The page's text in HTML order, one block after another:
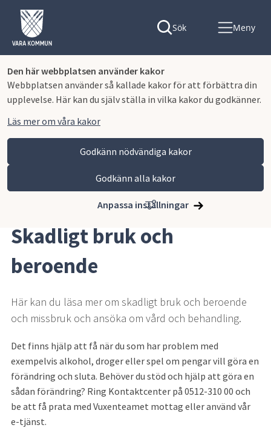
Den här webbplatsen använder kakor
Webbplatsen använder så kallade kakor för att förbättra din
upplevelse. Här kan du själv ställa in vilka kakor du godkänner.
Läs mer om våra kakor
Godkänn nödvändiga kakor
Godkänn alla kakor
Anpassa inställningar
Sök Meny
Vara kommun
Omsorg och stöd
Socialt stöd och trygghet
Skadligt bruk och beroende
Skadligt bruk och
beroende
Här kan du läsa mer om skadligt bruk och beroende
och missbruk och ansöka om vård och behandling.
Det finns hjälp att få när du som har problem med
exempelvis alkohol, droger eller spel om pengar vill göra en
förändring och sluta. Behöver du stöd och hjälp att göra en
sådan förändring? Ring Kontaktcenter på 0512-310 00 och
be att få prata med Vuxenteamet mottag eller använd vår
e-tjänst.